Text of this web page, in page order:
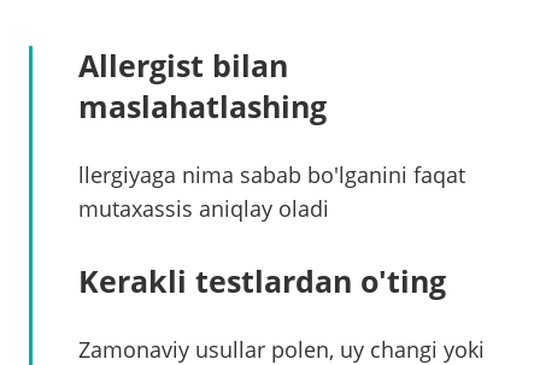
Allergist bilan
maslahatlashing
llergiyaga nima sabab bo'lganini faqat
mutaxassis aniqlay oladi
Kerakli testlardan o'ting
Zamonaviy usullar polen, uy changi yoki